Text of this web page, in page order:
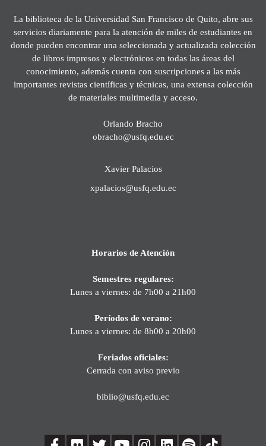
La biblioteca de la Universidad San Francisco de Quito, abre sus
servicios diariamente para la atención de miles de estudiantes en
donde pueden encontrar una seleccionada y actualizada colección
de libros impresos y electrónicos en todas las áreas del
conocimiento, además cuenta con suscripciones a las más
importantes revistas científicas y técnicas, una extensa colección
de materiales multimedia y acceso.
Orlando Bracho
obracho@usfq.edu.ec
Xavier Palacios
xpalacios@usfq.edu.ec
Horarios de Atención
Semestres regulares:
Lunes a viernes: de 7h00 a 21h00
Períodos de verano:
Lunes a viernes: de 8h00 a 20h00
Feriados oficiales:
Cerrada con aviso previo
biblio@usfq.edu.ec